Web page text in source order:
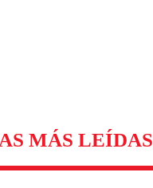
MÁS LEÍDAS